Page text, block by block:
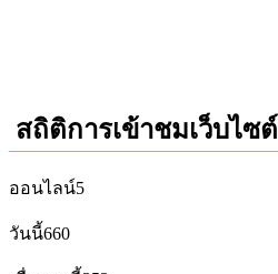
สถิติการเข้าชมเว็บไซต์
ออนไลน์5
วันนี้660